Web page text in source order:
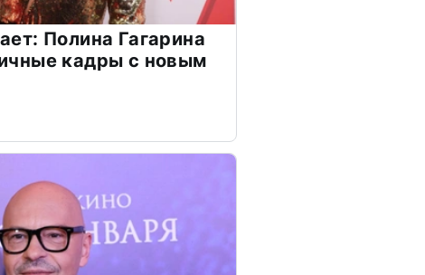
Полина Гагарина
кадры с новым